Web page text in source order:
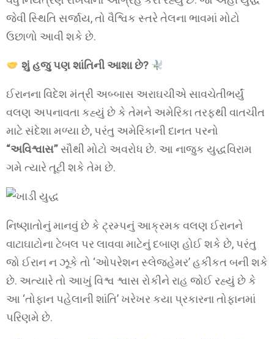
જેવી સ્થિતિ સર્જાય, તો વૈશ્વિક સ્તરે તેલના ભાવમાં મોટો
ઉછાળો આવી શકે છે.
શું હજુ પણ શાંતિની આશા છે?
ઈરાનના વિદેશ મંત્રી અબ્બાસ અરાઘચીએ સાવચેતીભર્યું
વલણ અપનાવતા કહ્યું છે કે તેમને અમેરિકા તરફથી વાતચીત
માટે સંદેશા મળ્યા છે, પરંતુ અમેરિકાની દાનત પરનો
“અવિશ્વાસ”સૌથી મોટો અવરોધ છે. આ નાજુક યુદ્ધવિરામ
ગમે ત્યારે તૂટી શકે તેમ છે.
નિષ્ણાતોનું માનવું છે કે ટ્રમ્પનું આક્રમક વલણ ઈરાનને
વાટાઘાટોના ટેબલ પર લાવવા માટેનું દબાણ હોઈ શકે છે, પરંતુ
જો ઈરાન ન ઝૂકે તો ‘ઓપરેશન સ્લેજહેમર’ હકીકત બની શકે
છે. અત્યારે તો આખું વિશ્વ શ્વાસ રોકીને રાહ જોઈ રહ્યું છે કે
આ ‘તોફાન પહેલાની શાંતિ’ ખરેખર કયા પ્રકારના તોફાનમાં
પરિણમે છે.